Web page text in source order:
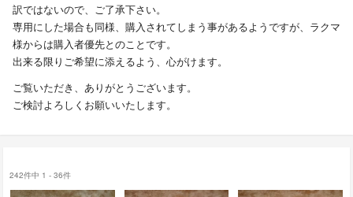
訳ではないので、ご了承下さい。
専用にした場合も同様、購入されてしまう事があるようですが、ラクマ
様からは購入者優先とのことです。
出来る限りご希望に添えるよう、心がけます。
ご覧いただき、ありがとうございます。
ご検討よろしくお願いいたします。
242件中 1 - 36件